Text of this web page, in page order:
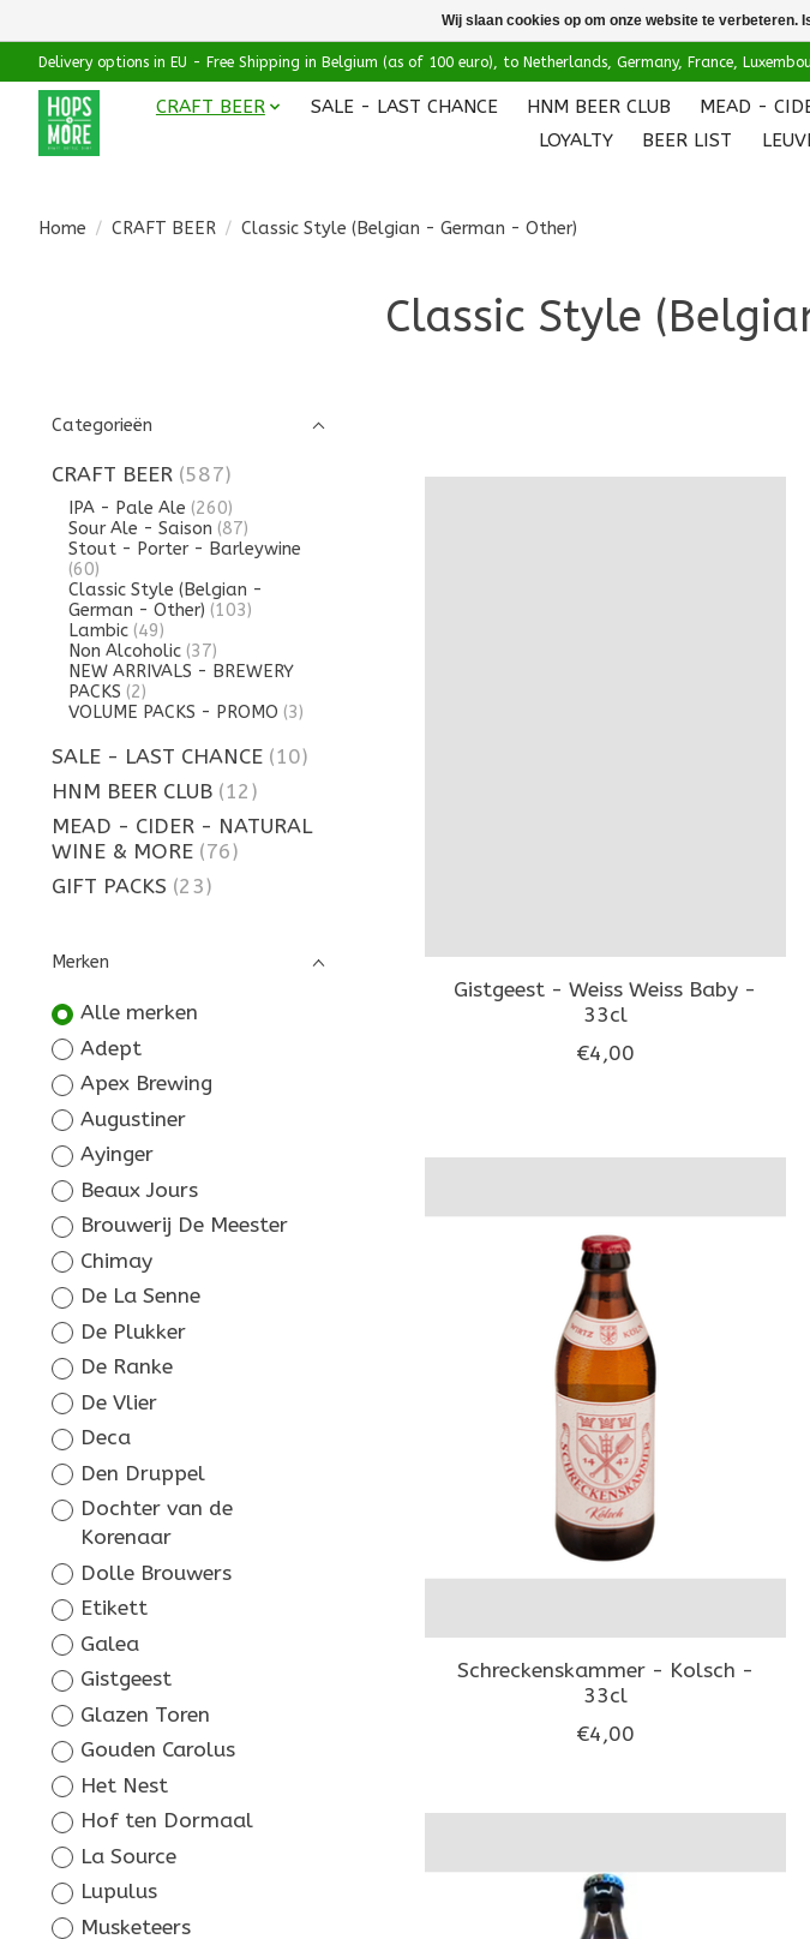
Delivery options in EU - Free Shipping in Belgium (as of 100 euro), to Netherlands, Germany, France,
CRAFT BEER SALE - LAST CHANCE HNM BEER CLUB MEAD -
LOYALTY
BEER LIST
Home / CRAFT BEER / Classic Style (Belgian - German - Other)
Classic Style
Categorieën
CRAFT BEER (587)
IPA - Pale Ale (260)
Sour Ale - Saison (87)
Stout - Porter - Barleywine
(60)
Classic Style (Belgian -
German - Other) (103)
Lambic (49)
Non Alcoholic (37)
NEW ARRIVALS - BREWERY
PACKS (2)
VOLUME PACKS - PROMO (3)
SALE - LAST CHANCE (10)
HNM BEER CLUB (12)
MEAD - CIDER - NATURAL
WINE & MORE (76)
GIFT PACKS (23)
Merken
Alle merken
Adept
Apex Brewing
Augustiner
Ayinger
Beaux Jours
Brouwerij De Meester
Chimay
De La Senne
De Plukker
De Ranke
De Vlier
Deca
Den Druppel
Dochter van de
Korenaar
Dolle Brouwers
Etikett
Galea
Gistgeest
Glazen Toren
Gouden Carolus
Het Nest
Hof ten Dormaal
La Source
Lupulus
Musketeers
Gistgeest - Weiss Weiss Baby -
33cl
€4,00
Schreckenskammer - Kolsch -
33cl
€4,00
Wij slaan cookies op om onze website te verbeteren.